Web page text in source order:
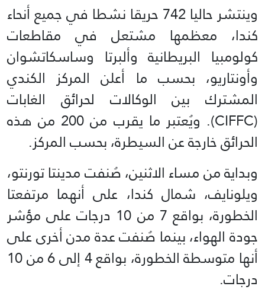
وينتشر حاليا 742 حريقا نشطا في جميع أنحاء
كندا، معظمها مشتعل في مقاطعات
كولومبيا البريطانية وألبرتا وساسكاتشوان
وأونتاريو، بحسب ما أعلن المركز الكندي
المشترك بين الوكالات لحرائق الغابات
(CIFFC). ويُعتبر ما يقرب من 200 من هذه
الحرائق خارجة عن السيطرة، بحسب المركز.
وبداية من مساء الاثنين، صُنفت مدينتا تورنتو،
ويلونايف، شمال كندا، على أنهما مرتفعتا
الخطورة، بواقع 7 من 10 درجات على مؤشر
جودة الهواء، بينما صُنفت عدة مدن أخرى على
أنها متوسطة الخطورة، بواقع 4 إلى 6 من 10
درجات.